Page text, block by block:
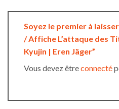
Soyez le premier à
/ Affiche L’attaque des
Kyujin | Eren Jäger”
Vous devez êtreconnecté